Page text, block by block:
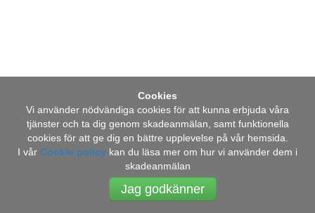
Vulnerability Disclosure Policy
Cookies
Vi använder nödvändiga cookies för att kunna erbjuda våra
tjänster och ta dig genom skadeanmälan, samt funktionella
cookies för att ge dig en bättre upplevelse på vår hemsida.
I vår Cookie policy kan du läsa mer om hur vi använder dem i
skadeanmälan
Jag godkänner